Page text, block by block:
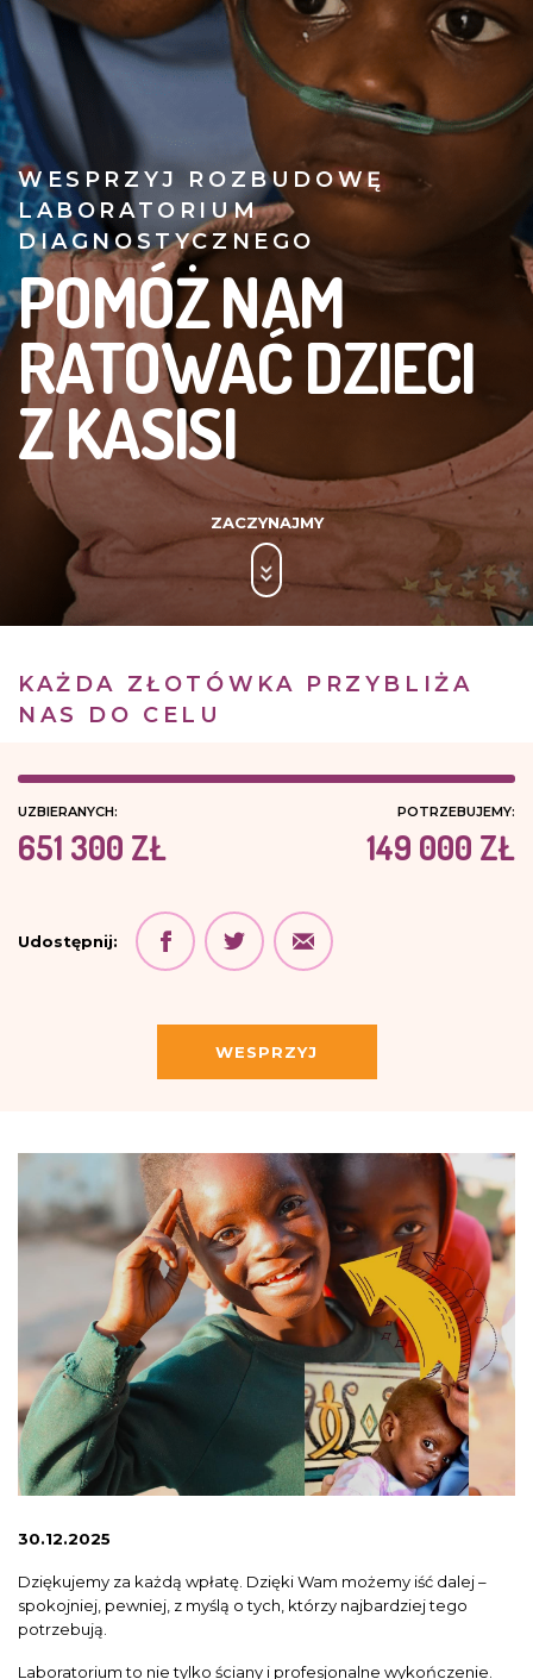
WESPRZYJ ROZBUDOWĘ
LABORATORIUM
DIAGNOSTYCZNEGO
POMÓŻ NAM
RATOWAĆ DZIECI
Z KASISI
ZACZYNAJMY
KAŻDA ZŁOTÓWKA PRZYBLIŻA
NAS DO CELU
UZBIERANYCH:
651 300 ZŁ
POTRZEBUJEMY:
149 000 ZŁ
Udostępnij:
WESPRZYJ
30.12.2025
Dziękujemy za każdą wpłatę. Dzięki Wam możemy iść dalej –
spokojniej, pewniej, z myślą o tych, którzy najbardziej tego
potrzebują.
Laboratorium to nie tylko ściany i profesjonalne wykończenie.